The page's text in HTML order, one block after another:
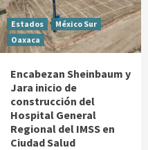
Estados
México Sur
Oaxaca
Encabezan Sheinbaum y
Jara inicio de
construcción del
Hospital General
Regional del IMSS en
Ciudad Salud